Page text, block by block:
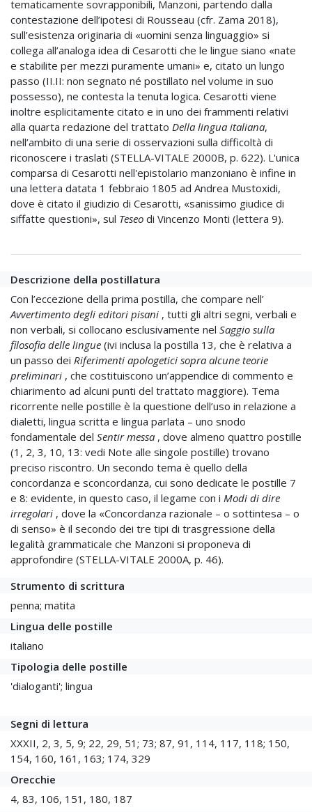
tematicamente sovrapponibili, Manzoni, partendo dalla
contestazione dell’ipotesi di Rousseau (cfr. Zama 2018),
sull’esistenza originaria di «uomini senza linguaggio» si
collega all’analoga idea di Cesarotti che le lingue siano «nate
e stabilite per mezzi puramente umani» e, citato un lungo
passo (II.II: non segnato né postillato nel volume in suo
possesso), ne contesta la tenuta logica. Cesarotti viene
inoltre esplicitamente citato e in uno dei frammenti relativi
alla quarta redazione del trattato Della lingua italiana,
nell’ambito di una serie di osservazioni sulla difficoltà di
riconoscere i traslati (STELLA-VITALE 2000B, p. 622). L'unica
comparsa di Cesarotti nell'epistolario manzoniano è infine in
una lettera datata 1 febbraio 1805 ad Andrea Mustoxidi,
dove è citato il giudizio di Cesarotti, «sanissimo giudice di
siffatte questioni», sul Teseo di Vincenzo Monti (lettera 9).
Descrizione della postillatura
Con l’eccezione della prima postilla, che compare nell’
Avvertimento degli editori pisani , tutti gli altri segni, verbali e
non verbali, si collocano esclusivamente nel Saggio sulla
filosofia delle lingue (ivi inclusa la postilla 13, che è relativa a
un passo dei Riferimenti apologetici sopra alcune teorie
preliminari , che costituiscono un’appendice di commento e
chiarimento ad alcuni punti del trattato maggiore). Tema
ricorrente nelle postille è la questione dell’uso in relazione a
dialetti, lingua scritta e lingua parlata – uno snodo
fondamentale del Sentir messa , dove almeno quattro postille
(1, 2, 3, 10, 13: vedi Note alle singole postille) trovano
preciso riscontro. Un secondo tema è quello della
concordanza e sconcordanza, cui sono dedicate le postille 7
e 8: evidente, in questo caso, il legame con i Modi di dire
irregolari , dove la «Concordanza razionale – o sottintesa – o
di senso» è il secondo dei tre tipi di trasgressione della
legalità grammaticale che Manzoni si proponeva di
approfondire (STELLA-VITALE 2000A, p. 46).
Strumento di scrittura
penna; matita
Lingua delle postille
italiano
Tipologia delle postille
'dialoganti'; lingua
Segni di lettura
XXXII, 2, 3, 5, 9; 22, 29, 51; 73; 87, 91, 114, 117, 118; 150,
154, 160, 161, 163; 174, 329
Orecchie
4, 83, 106, 151, 180, 187